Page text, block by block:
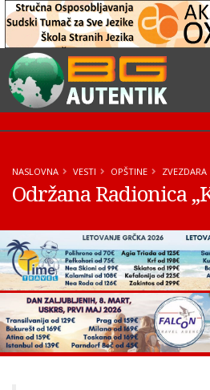
NASLOVNA VESTI OPŠTINE ZVEZDARA
Održana Radionica